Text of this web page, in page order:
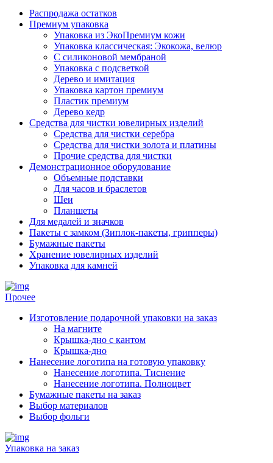
Распродажа остатков
Премиум упаковка
Упаковка из ЭкоПремиум кожи
Упаковка классическая: Экокожа, велюр
С силиконовой мембраной
Упаковка с подсветкой
Дерево и имитация
Упаковка картон премиум
Пластик премиум
Дерево кедр
Средства для чистки ювелирных изделий
Средства для чистки серебра
Средства для чистки золота и платины
Прочие средства для чистки
Демонстрационное оборудование
Объемные подставки
Для часов и браслетов
Шеи
Планшеты
Для медалей и значков
Пакеты с замком (Зиплок-пакеты, грипперы)
Бумажные пакеты
Хранение ювелирных изделий
Упаковка для камней
Прочее
Изготовление подарочной упаковки на заказ
На магните
Крышка-дно с кантом
Крышка-дно
Нанесение логотипа на готовую упаковку
Нанесение логотипа. Тиснение
Нанесение логотипа. Полноцвет
Бумажные пакеты на заказ
Выбор материалов
Выбор фольги
Упаковка на заказ